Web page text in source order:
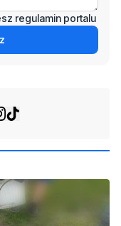
regulamin portalu